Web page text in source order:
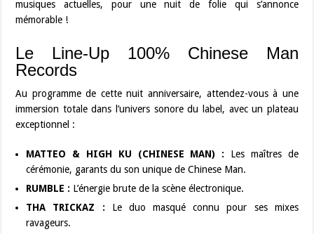
musiques actuelles, pour une nuit de folie qui s’annonce
mémorable !
Le Line-Up 100% Chinese Man
Records
Au programme de cette nuit anniversaire, attendez-vous à une
immersion totale dans l’univers sonore du label, avec un plateau
exceptionnel :
MATTEO & HIGH KU (CHINESE MAN) : Les maîtres de
cérémonie, garants du son unique de Chinese Man.
RUMBLE : L’énergie brute de la scène électronique.
THA TRICKAZ : Le duo masqué connu pour ses mixes
ravageurs.